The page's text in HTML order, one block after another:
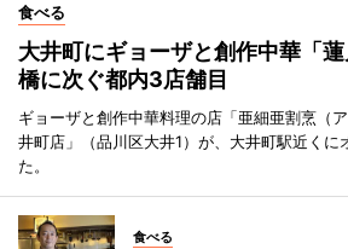
食べる
大井町にギョーザと創作中華「
橋に次ぐ都内3店舗目
ギョーザと創作中華料理の店「亜細亜割烹（
井町店」（品川区大井1）が、大井町駅近くに
た。
食べる